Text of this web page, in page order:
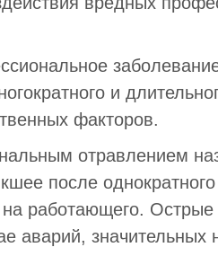
и
факторов.
отравлением
после
работающего. Острые
аварий, значительных